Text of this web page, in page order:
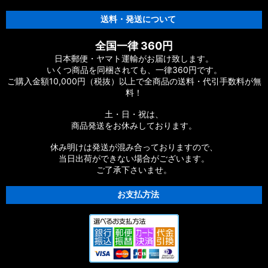
送料・発送について
全国一律 360円
日本郵便・ヤマト運輸がお届け致します。
いくつ商品を同梱されても、一律360円です。
ご購入金額10,000円（税抜）以上で全商品の送料・代引手数料が無
料！
土・日・祝は、
商品発送をお休みしております。
休み明けは発送が混み合っておりますので、
当日出荷ができない場合がございます。
ご了承下さいませ。
お支払方法